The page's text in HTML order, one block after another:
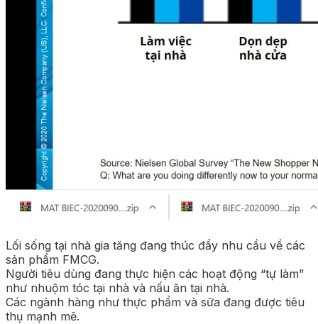
Lối sống tại nhà gia tăng đang thúc đẩy nhu cầu về các
sản phẩm FMCG.
Người tiêu dùng đang thực hiện các hoạt động “tự làm”
như nhuộm tóc tại nhà và nấu ăn tại nhà.
Các ngành hàng như thực phẩm và sữa đang được tiêu
thụ mạnh mẽ.